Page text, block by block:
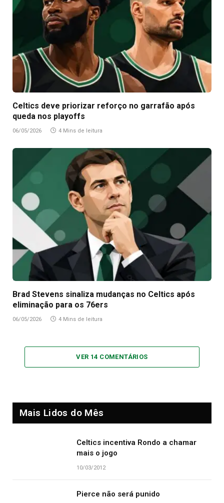
Celtics deve priorizar reforço no garrafão após
queda nos playoffs
06/05/2026 4 Mins de leitura
Brad Stevens sinaliza mudanças no Celtics após
eliminação para os 76ers
06/05/2026 4 Mins de leitura
VER 14 COMENTÁRIOS
Mais Lidos do Mês
Celtics incentiva Rondo a chamar
mais o jogo
10/03/2012
Pierce não será punido